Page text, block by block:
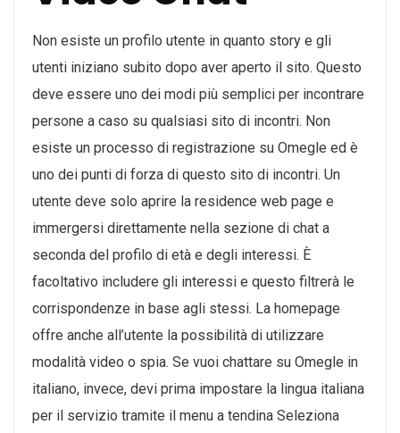
Non esiste un profilo utente in quanto story e gli
utenti iniziano subito dopo aver aperto il sito. Questo
deve essere uno dei modi più semplici per incontrare
persone a caso su qualsiasi sito di incontri. Non
esiste un processo di registrazione su Omegle ed è
uno dei punti di forza di questo sito di incontri. Un
utente deve solo aprire la residence web page e
immergersi direttamente nella sezione di chat a
seconda del profilo di età e degli interessi. È
facoltativo includere gli interessi e questo filtrerà le
corrispondenze in base agli stessi. La homepage
offre anche all’utente la possibilità di utilizzare
modalità video o spia. Se vuoi chattare su Omegle in
italiano, invece, devi prima impostare la lingua italiana
per il servizio tramite il menu a tendina Seleziona